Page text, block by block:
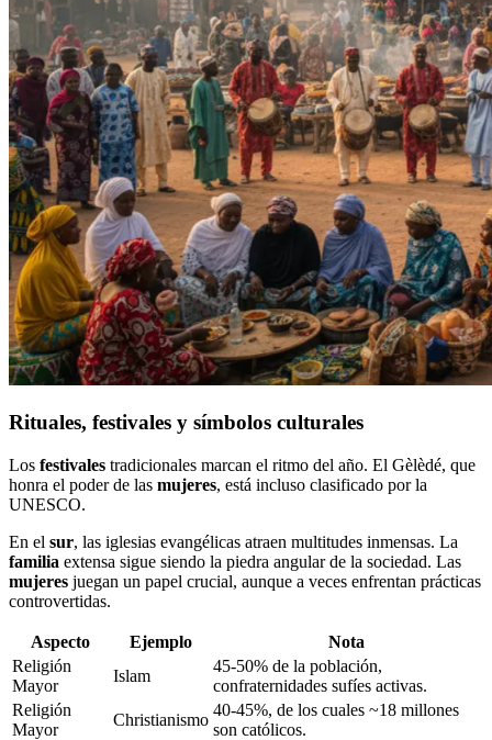
Rituales, festivales y símbolos culturales
Los festivales tradicionales marcan el ritmo del año. El Gèlèdé, que
honra el poder de las mujeres, está incluso clasificado por la
UNESCO.
En el sur, las iglesias evangélicas atraen multitudes inmensas. La
familia extensa sigue siendo la piedra angular de la sociedad. Las
mujeres juegan un papel crucial, aunque a veces enfrentan prácticas
controvertidas.
Aspecto Ejemplo
Nota
Religión
Mayor
Islam
45-50% de la población,
confraternidades sufíes activas.
Religión
Mayor
Christianismo
40-45%, de los cuales ~18 millones
son católicos.